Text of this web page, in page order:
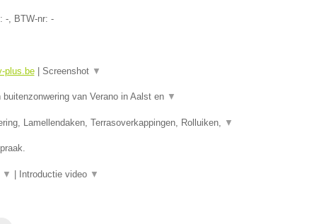
-, BTW-nr: -
plus.be| Screenshot ▼
van Verano in Aalst en ▼
Lamellendaken, Terrasoverkappingen, Rolluiken, ▼
▼ Introductie video ▼